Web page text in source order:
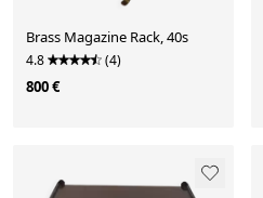
Brass Magazine Rack, 40s
4.8 (4)
800 €